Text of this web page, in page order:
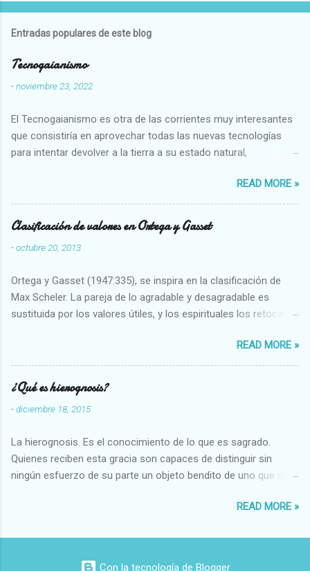
Entradas populares de este blog
Tecnogaianismo
-noviembre 23, 2022
El Tecnogaianismo es otra de las corrientes muy interesantes
que consistiría en aprovechar todas las nuevas tecnologías
para intentar devolver a la tierra a su estado natural,
READ MORE »
Clasificación de valores en Ortega y Gasset
-octubre 20, 2013
Ortega y Gasset (1947:335), se inspira en la clasificación de
Max Scheler. La pareja de lo agradable y desagradable es
sustituida por los valores útiles, y los espirituales los retoca.
Abundante-Escaso,etc 2 VITALES Sano-Enfermo Selecto-
Vulgar Enérgico-Inerte Fuerte-Débil,etc. 3 ESPIRITUALES a)
Intelectuales Conocimiento-Error Exacto-Aproximado
Evidente-Probable,etc b) Morales Bueno-malo Bondadoso-
malvado Justo-Injusto Escrupuloso-Relajado Leal-Desleal,etc.
Armonioso-Inarmonioso 4 RELIGIOSOS Santo-Pr...
READ MORE »
¿Qué es hierognosis?
-diciembre 18, 2015
La hierognosis. Es el conocimiento de lo que es sagrado.
Quienes reciben esta gracia son capaces de distinguir sin
ningún esfuerzo de su parte un objeto bendito de uno que no
READ MORE »
Con la tecnología de Blogger